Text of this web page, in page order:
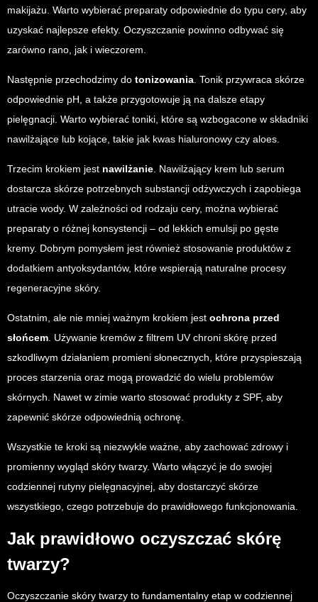
makijażu. Warto wybierać preparaty odpowiednie do typu cery, aby
uzyskać najlepsze efekty. Oczyszczanie powinno odbywać się
zarówno rano, jak i wieczorem.
Następnie przechodzimy do tonizowania . Tonik przywraca skórze
odpowiednie pH, a także przygotowuje ją na dalsze etapy
pielęgnacji. Warto wybierać toniki, które są wzbogacone w składniki
nawilżające lub kojące, takie jak kwas hialuronowy czy aloes.
Trzecim krokiem jest nawilżanie . Nawilżający krem lub serum
dostarcza skórze potrzebnych substancji odżywczych i zapobiega
utracie wody. W zależności od rodzaju cery, można wybierać
preparaty o różnej konsystencji – od lekkich emulsji po gęste
kremy. Dobrym pomysłem jest również stosowanie produktów z
dodatkiem antyoksydantów, które wspierają naturalne procesy
regeneracyjne skóry.
Ostatnim, ale nie mniej ważnym krokiem jest ochrona przed
słońcem . Używanie kremów z filtrem UV chroni skórę przed
szkodliwym działaniem promieni słonecznych, które przyspieszają
proces starzenia oraz mogą prowadzić do wielu problemów
skórnych. Nawet w zimie warto stosować produkty z SPF, aby
zapewnić skórze odpowiednią ochronę.
Wszystkie te kroki są niezwykle ważne, aby zachować zdrowy i
promienny wygląd skóry twarzy. Warto włączyć je do swojej
codziennej rutyny pielęgnacyjnej, aby dostarczyć skórze
wszystkiego, czego potrzebuje do prawidłowego funkcjonowania.
Jak prawidłowo oczyszczać skórę
twarzy?
Oczyszczanie skóry twarzy to fundamentalny etap w codziennej